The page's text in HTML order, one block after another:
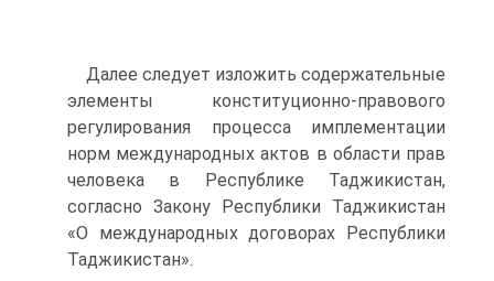
Далее следует изложить содержательные
элементы конституционно-правового
регулирования процесса имплементации
норм международных актов в области прав
человека в Республике Таджикистан,
согласно Закону Республики Таджикистан
«О международных договорах Республики
Таджикистан».